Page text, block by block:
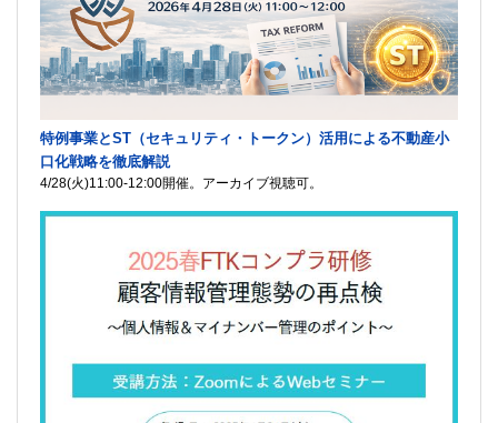
特例事業とST（セキュリティ・トークン）活用による不動産小
口化戦略を徹底解説
4/28(火)11:00-12:00開催。アーカイブ視聴可。